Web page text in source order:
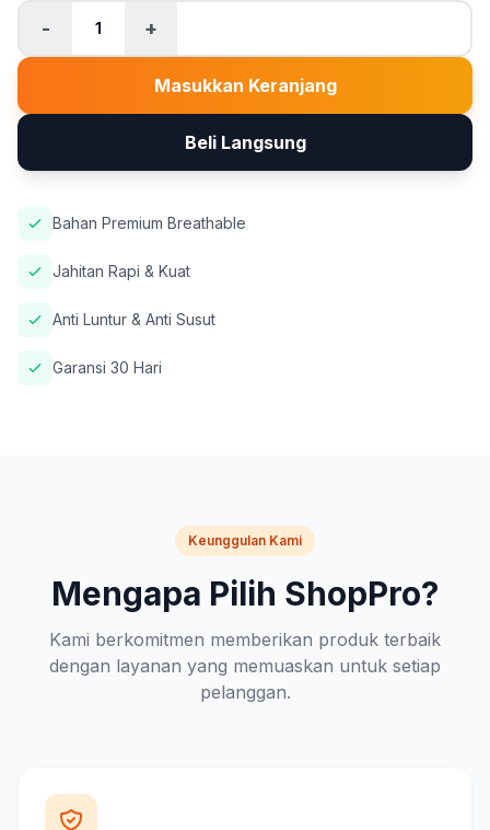
- 1 +
Masukkan Keranjang
Beli Langsung
Bahan Premium Breathable
Jahitan Rapi & Kuat
Anti Luntur & Anti Susut
Garansi 30 Hari
Keunggulan Kami
Mengapa Pilih ShopPro?
Kami berkomitmen memberikan produk terbaik
dengan layanan yang memuaskan untuk setiap
pelanggan.